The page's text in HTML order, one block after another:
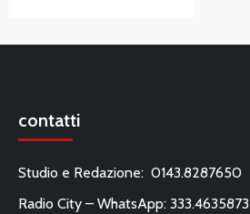
contatti
Studio e Redazione: 0143.8287650
Radio City – WhatsApp: 333.4635873